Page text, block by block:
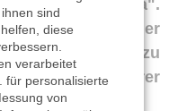
„Cacao y nada".
- das analysiert der
Aus­gabe. Dazu
Geschäfts­führer
sind
diese
verarbeitet
für personalisierte
von